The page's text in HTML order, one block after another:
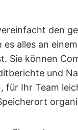
den
es alles an
Sie können
und
für Ihr Team